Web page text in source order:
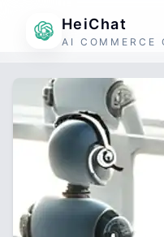
HeiChat
AI COMMERCE